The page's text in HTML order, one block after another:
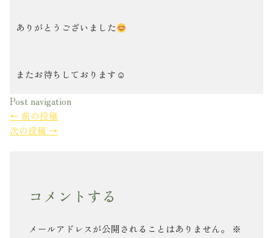
ありがとうございました
またお待ちしております☺︎
Post navigation
← 前の投稿
次の投稿 →
コメントする
メールアドレスが公開されることはありません。
※